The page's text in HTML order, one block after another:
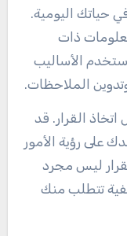
حياتك اليومية.
ذات
الأساليب
الملاحظات.
اتخاذ القرار. قد
على رؤية الأمور
ليس مجرد
تتطلب منك